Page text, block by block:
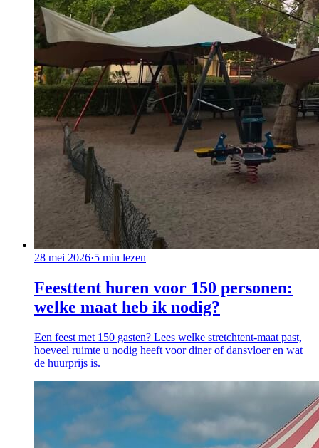
28 mei 2026·5 min lezen
Feesttent huren voor 150 personen:
welke maat heb ik nodig?
Een feest met 150 gasten? Lees welke stretchtent-maat past,
hoeveel ruimte u nodig heeft voor diner of dansvloer en wat
de huurprijs is.